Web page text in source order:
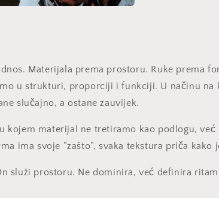
Materijala prema prostoru. Ruke prema
u strukturi, proporciji i funkciji. U načinu na
slučajno, a ostane zauvijek.
kojem materijal ne tretiramo kao podlogu, već
ima svoje “zašto”, svaka tekstura priča kako
služi prostoru. Ne dominira, već definira